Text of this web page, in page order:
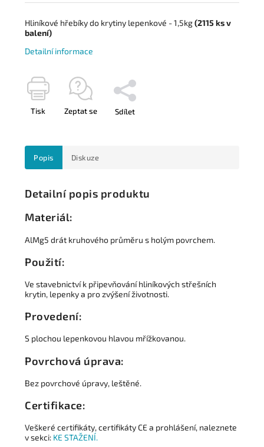
Hliníkové hřebíky do krytiny lepenkové - 1,5kg(2115 ksv
balení)
Detailní informace
Tisk Zeptat se Sdílet
Popis Diskuze
Detailní popis produktu
Materiál:
AlMg5 drát kruhového průměru s holým povrchem.
Použití:
Ve stavebnictví k připevňování hliníkových střešních
krytin, lepenky a pro zvýšení životnosti.
Provedení:
S plochou lepenkovou hlavou mřížkovanou.
Povrchová úprava:
Bez povrchové úpravy, leštěné.
Certifikace:
Veškeré certifikáty, certifikáty CE a prohlášení, naleznete
v sekci: KE STAŽENÍ.